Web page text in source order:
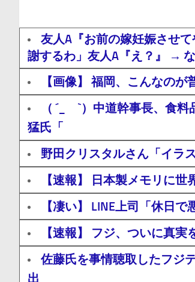
友人A『お前の嫁妊娠させ
謝するわ」友人A『え？』 →
【画像】 福岡、こんなの
（ ´_ゝ`）中道幹事長、食
猛氏「
野田クリスタルさん「イラ
【速報】 日本製メモリに
【凄い】 LINE上司「休日
【速報】 フジ、ついに真
佐藤氏を事情聴取したフジ
出